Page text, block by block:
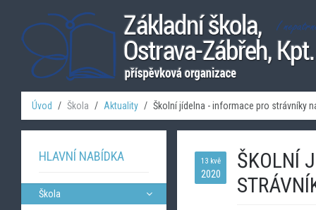
Úvod Škola Aktuality Školní jídelna - informace pro strávníky
13 kvě
2020
ŠKOLNÍ
HLAVNÍ NABÍDKA
Škola